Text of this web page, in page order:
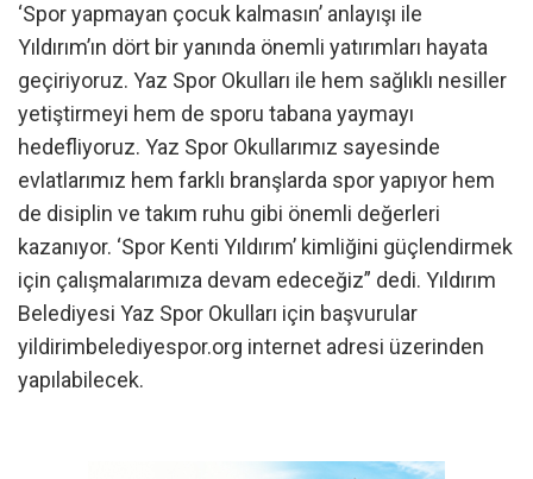
‘Spor yapmayan çocuk kalmasın’ anlayışı ile
Yıldırım’ın dört bir yanında önemli yatırımları hayata
geçiriyoruz. Yaz Spor Okulları ile hem sağlıklı nesiller
yetiştirmeyi hem de sporu tabana yaymayı
hedefliyoruz. Yaz Spor Okullarımız sayesinde
evlatlarımız hem farklı branşlarda spor yapıyor hem
de disiplin ve takım ruhu gibi önemli değerleri
kazanıyor. ‘Spor Kenti Yıldırım’ kimliğini güçlendirmek
için çalışmalarımıza devam edeceğiz” dedi. Yıldırım
Belediyesi Yaz Spor Okulları için başvurular
yildirimbelediyespor.org internet adresi üzerinden
yapılabilecek.